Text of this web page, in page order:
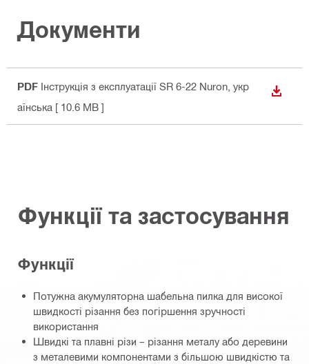
Документи
PDF Інструкція з експлуатації SR 6-22 Nuron , укр
аїнська [ 10.6 MB ]
Функції та застосування
Функції
Потужна акумуляторна шабельна пилка для високої
швидкості різання без погіршення зручності
використання
Швидкі та плавні різи – різання металу або деревини
з металевими компонентами з більшою швидкістю та